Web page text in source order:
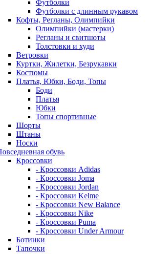
Футболки
Футболки с длинным рукавом
Кофты, Регланы, Олимпийки
Олимпийки (мастерки)
Регланы и свитшоты
Толстовки и худи
Ветровки
Куртки, Жилетки, Безрукавки
Костюмы
Платья, Юбки, Боди, Топы
Боди
Платья
Юбки
Топы спортивные
Шорты
Штаны
Носки
обувь
Кроссовки
- Кроссовки Adidas
- Кроссовки Joma
- Кроссовки Jordan
- Кроссовки Kelme
- Кроссовки New Balance
- Кроссовки Nike
- Кроссовки Puma
- Кроссовки Under Armour
Ботинки
Тапочки